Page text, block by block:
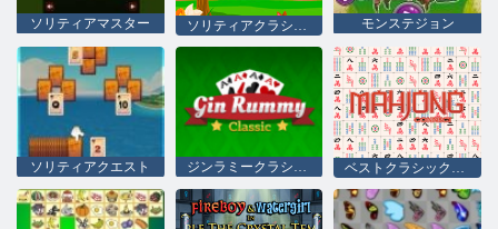
ソリティアマスター モンステジョン
ソリティアクエスト ジンラミークラシック ベストクラシック麻雀